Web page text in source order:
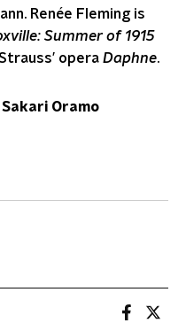
Renée Fleming is
Summer of 1915
opera Daphne.
Oramo